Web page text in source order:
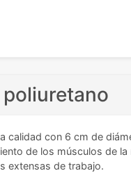
calidad con 6 cm de
de los músculos de
extensas de trabajo.